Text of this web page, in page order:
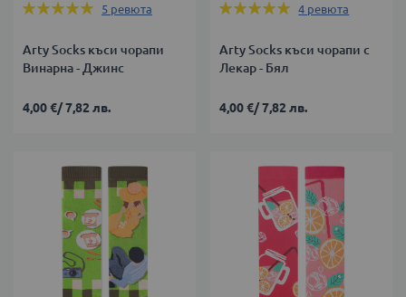
Оценка:
5 ревюта
Arty Socks къси чорапи
Винарна - Джинс
4,00 €/7,82 лв.
Оценка:
4 ревюта
Arty Socks къси чорапи с
Лекар - Бял
4,00 €/7,82 лв.